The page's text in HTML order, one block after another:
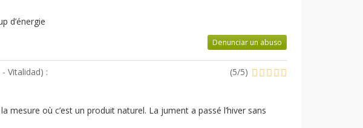
d’énergie
Denunciar un abuso
Vitalidad) : (5/5)
où c’est un produit naturel. La jument a passé l’hiver sans